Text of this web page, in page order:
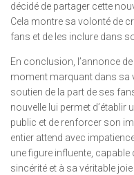
décidé de partager cette
Cela montre sa volonté de
fans et de les inclure dans
En conclusion, l’annonce
moment marquant dans sa
soutien de la part de ses
nouvelle lui permet
public et de renforcer son
entier attend avec
une figure influente, capable
sincérité et à sa véritable joie